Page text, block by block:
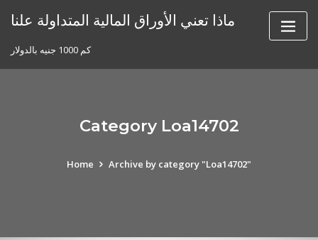
ماذا تعني الأوراق المالية المتداولة علنا
كم 1000 جنيه بالدولار
Category Loa14702
Home Archive by category "Loa14702"